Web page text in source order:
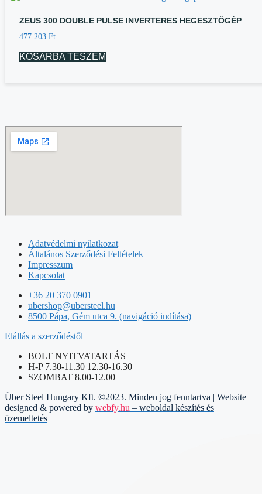
ZEUS 300 DOUBLE PULSE INVERTERES HEGESZTŐGÉP
477 203 Ft
KOSÁRBA TESZEM
Adatvédelmi nyilatkozat
Általános Szerződési Feltételek
Impresszum
Kapcsolat
+36 20 370 0901
ubershop@ubersteel.hu
8500 Pápa, Gém utca 9. (navigáció indítása)
Elállás a szerződéstől
BOLT NYITVATARTÁS
H-P 7.30-11.30 12.30-16.30
SZOMBAT 8.00-12.00
Über Steel Hungary Kft. ©2023. Minden jog fenntartva | Website
designed & powered by webfy.hu – weboldal készítés és
üzemeltetés